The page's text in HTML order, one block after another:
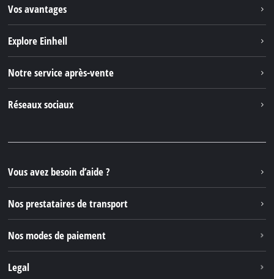
Vos avantages
Explore Einhell
Einhell Germany AG
Notre service après-vente
Réseaux sociaux
Instagram
TikTok
Pinterest
Vous avez besoin d’aide ?
Nos prestataires de transport
Nos modes de paiement
Legal